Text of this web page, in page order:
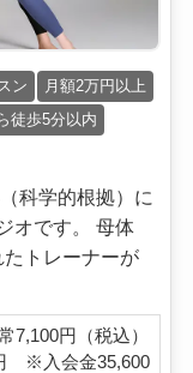
ン
月額2万円以上
徒歩5分以内
科学的根拠）に
オです。 母体
トレーナーが
7,100円（税込）
※入会金35,600